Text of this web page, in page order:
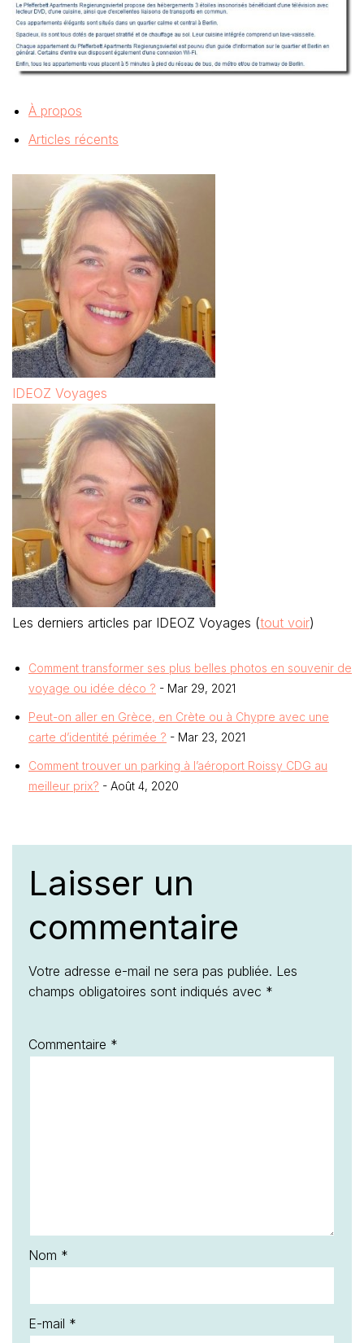
À propos
Articles récents
IDEOZ Voyages
Les derniers articles par IDEOZ Voyages (tout voir)
Comment transformer ses plus belles photos en souvenir de
voyage ou idée déco ? - Mar 29, 2021
Peut-on aller en Grèce, en Crète ou à Chypre avec une
carte d’identité périmée ? - Mar 23, 2021
Comment trouver un parking à l’aéroport Roissy CDG au
meilleur prix? - Août 4, 2020
Laisser un
commentaire
Votre adresse e-mail ne sera pas publiée. Les
champs obligatoires sont indiqués avec *
Commentaire *
Nom *
E-mail *